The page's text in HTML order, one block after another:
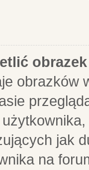
obrazków
jak
na